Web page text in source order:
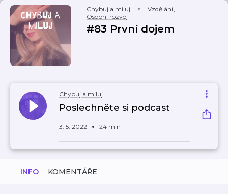
Chybuj a miluj Vzdělání,
Osobní rozvoj
#83 První dojem
Chybuj a miluj
Poslechněte si podcast
3. 5. 2022 24 min
INFO KOMENTÁŘE